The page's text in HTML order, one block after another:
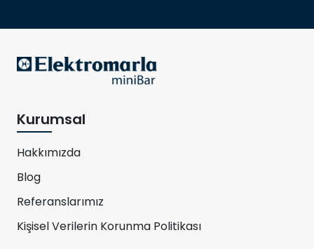
Kurumsal
Hakkımızda
Blog
Referanslarımız
Kişisel Verilerin Korunma Politikası